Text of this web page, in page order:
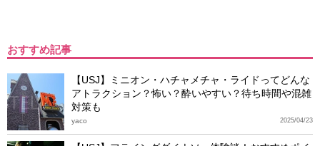
おすすめ記事
【USJ】ミニオン・ハチャメチャ・ライドってどんな
アトラクション？怖い？酔いやすい？待ち時間や混雑
対策も
2025/04/23
yaco